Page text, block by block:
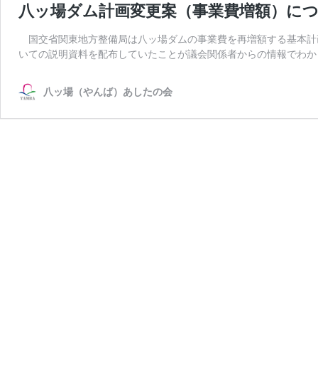
八ッ場ダム計画変更案（事業費増額）に
国交省関東地方整備局は八ッ場ダムの事業費を再増額する基本
いての説明資料を配布していたことが議会関係者からの情報で
八ッ場（やんば）あしたの会